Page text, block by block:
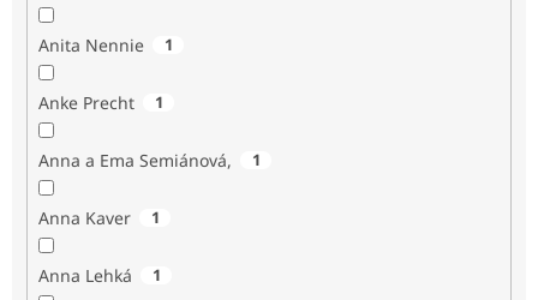
Anita Nennie 1
Anke Precht 1
Anna a Ema Semiánová, 1
Anna Kaver 1
Anna Lehká 1